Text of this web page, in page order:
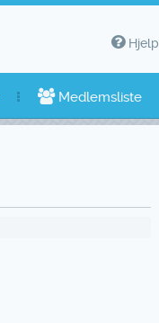
Hjelp
Medlemsliste